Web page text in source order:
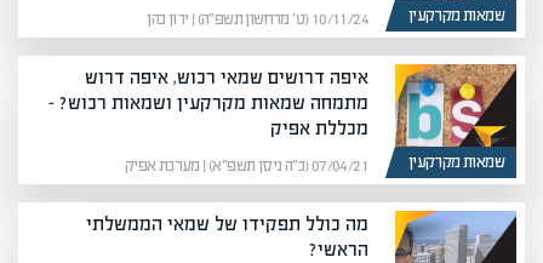
שמאות מקרקעין 10/11/24 (ט׳ מרחשון תשפ״ה) | ירון כהן
שמאות מקרקעין
איפה דרושים שמאי רכוש, איפה דרוש
מתמחה שמאות מקרקעין ושמאות רכוש? –
מכללת אפיק
07/04/21 (כ״ה ניסן תשפ״א) | מערכת אפיק
מה כולל תפקידו של שמאי הממשלתי
הראשי?